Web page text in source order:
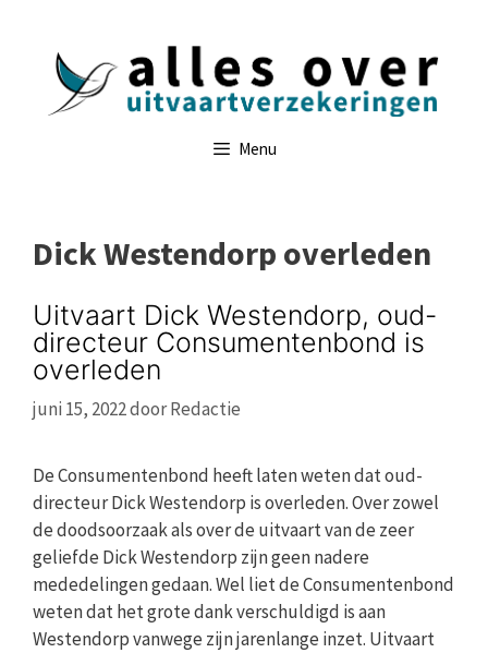
Menu
Dick Westendorp overleden
Uitvaart Dick Westendorp, oud-
directeur Consumentenbond is
overleden
juni 15, 2022doorRedactie
De Consumentenbond heeft laten weten dat oud-
directeur Dick Westendorp is overleden. Over zowel
de doodsoorzaak als over de uitvaart van de zeer
geliefde Dick Westendorp zijn geen nadere
mededelingen gedaan. Wel liet de Consumentenbond
weten dat het grote dank verschuldigd is aan
Westendorp vanwege zijn jarenlange inzet. Uitvaart